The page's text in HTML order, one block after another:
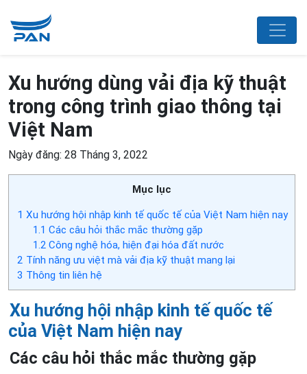
Xu hướng dùng vải địa kỹ thuật
trong công trình giao thông tại
Việt Nam
Ngày đăng: 28 Tháng 3, 2022
Mục lục
1 Xu hướng hội nhập kinh tế quốc tế của Việt Nam hiện nay
1.1 Các câu hỏi thắc mắc thường gặp
1.2Công nghệ hóa, hiện đại hóa đất nước
2 Tính năng ưu việt mà vải địa kỹ thuật mang lại
3 Thông tin liên hệ
Xu hướng hội nhập kinh tế quốc tế
của Việt Nam hiện nay
Các câu hỏi thắc mắc thường gặp